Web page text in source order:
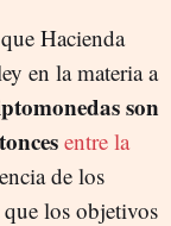
Hacienda
en la materia a
son
entre la
de los
los objetivos